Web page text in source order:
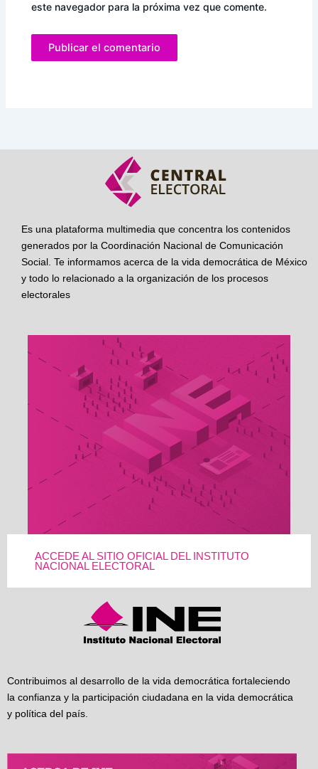
este navegador para la próxima vez que comente.
Es una plataforma multimedia que concentra los contenidos
generados por la Coordinación Nacional de Comunicación
Social. Te informamos acerca de la vida democrática de México
y todo lo relacionado a la organización de los procesos
electorales
ACCEDE AL SITIO OFICIAL DEL INSTITUTO
NACIONAL ELECTORAL
Contribuimos al desarrollo de la vida democrática fortaleciendo
la confianza y la participación ciudadana en la vida democrática
y política del país.